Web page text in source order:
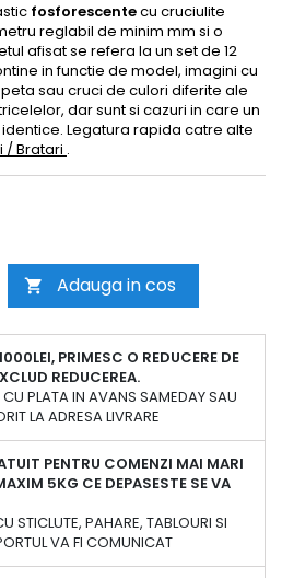
fosforescentecu cruciulite
reglabil de minim mm si o
afisat se refera la un set de 12
in functie de model, imagini cu
sau cruci de culori diferite ale
dar sunt si cazuri in care un
Legatura rapida catre alte
/ Bratari .
 Adauga in cos
PRIMESC O REDUCERE DE
REDUCEREA.
CU PLATA IN AVANS SAMEDAY SAU
LA ADRESA LIVRARE
PENTRU COMENZI MAI MARI
5KG CE DEPASESTE SE VA
STICLUTE, PAHARE, TABLOURI SI
VA FI COMUNICAT